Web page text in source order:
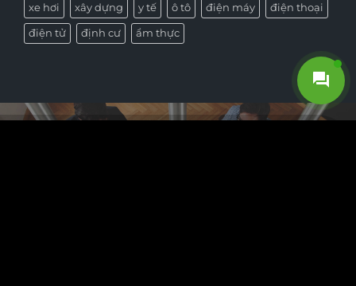
xe hơi xây dựng y tế ô tô điện máy điện thoại
điện tử định cư ẩm thực